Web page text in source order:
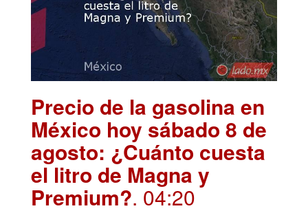
Precio de la gasolina en
México hoy sábado 8 de
agosto: ¿Cuánto cuesta
el litro de Magna y
Premium?. 04:20